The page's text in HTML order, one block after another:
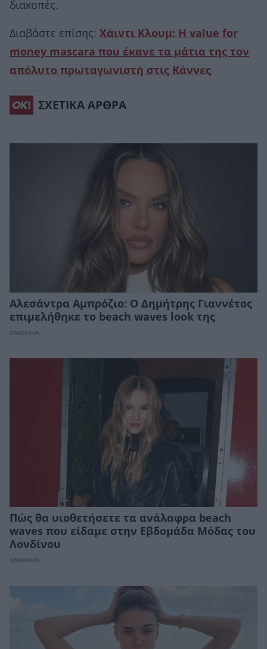
διακοπές.
Διαβάστε επίσης: Χάιντι Κλουμ: H value for
money mascara που έκανε τα μάτια της τον
απόλυτο πρωταγωνιστή στις Κάννες
ΣΧΕΤΙΚΑ ΑΡΘΡΑ
Αλεσάντρα Αμπρόζιο: Ο Δημήτρης Γιαννέτος
επιμελήθηκε το beach waves look της
ΟΜΟΡΦΙΑ
Πώς θα υιοθετήσετε τα ανάλαφρα beach
waves που είδαμε στην Εβδομάδα Μόδας του
Λονδίνου
ΟΜΟΡΦΙΑ